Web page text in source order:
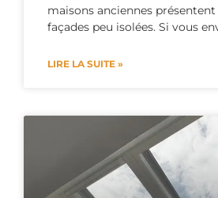
maisons anciennes
façades peu isolées. Si vous
LIRE LA SUITE »